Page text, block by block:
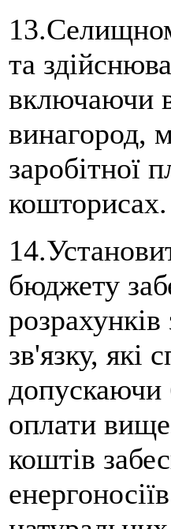
та
включаючи
винагород,
заробітної
кошторисах.
бюджету
зв'язку,
допускаючи
оплати
коштів